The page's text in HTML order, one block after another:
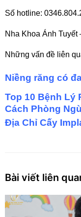
Số hotline:
Nha Khoa Ánh
Những vấn đề liên
Niềng răng có
Top 10 Bệnh Lý
Cách Phòng
Địa Chỉ Cấy
Bài viết liên